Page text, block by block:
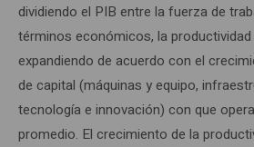
dividiendo el PIB entre la fuerza de
términos económicos, la
expandiendo de acuerdo con el
de capital (máquinas y equipo,
tecnología e innovación) con que
promedio. El crecimiento de la